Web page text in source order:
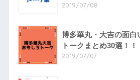
2019/07/08
博多華丸・大吉の面白
トークまとめ30選！！
2019/07/07